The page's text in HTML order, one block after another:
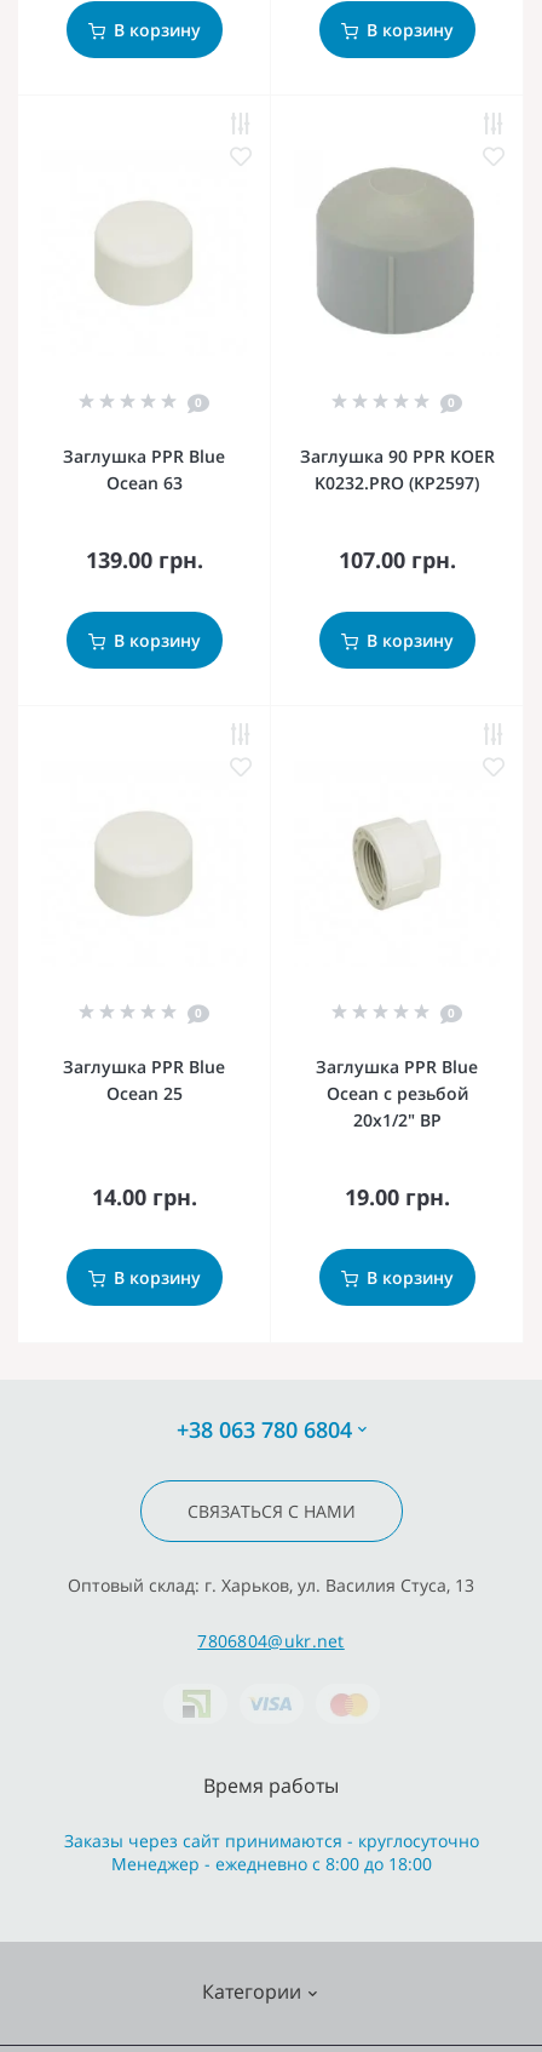
В корзину В корзину
0
Заглушка PPR Blue
Ocean 63
139.00 грн.
В корзину
0
Заглушка 90 PPR KOER
K0232.PRO (KP2597)
107.00 грн.
В корзину
0
Заглушка PPR Blue
Ocean 25
14.00 грн.
В корзину
0
Заглушка PPR Blue
Ocean с резьбой
20х1/2" ВР
19.00 грн.
В корзину
+38 063 780 6804
СВЯЗАТЬСЯ С НАМИ
Оптовый склад: г. Харьков, ул. Василия Стуса, 13
7806804@ukr.net
Категории
Время работы
Заказы через сайт принимаются - круглосуточно
Менеджер - ежедневно с 8:00 до 18:00